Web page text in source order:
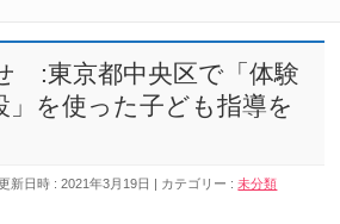
:東京都中央区で「体験
」を使った子ども指導を
新日時 : 2021年3月19日 カテゴリー :未分類